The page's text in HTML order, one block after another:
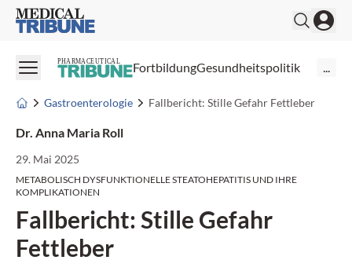
Medical Tribune
PHARMACEUTICAL FortbildungGesundheitspolitik ...
Gastroenterologie Fallbericht: Stille Gefahr Fettleber
Dr. Anna Maria Roll
29. Mai 2025
METABOLISCH DYSFUNKTIONELLE STEATOHEPATITIS UND IHRE
KOMPLIKATIONEN
Fallbericht: Stille Gefahr
Fettleber